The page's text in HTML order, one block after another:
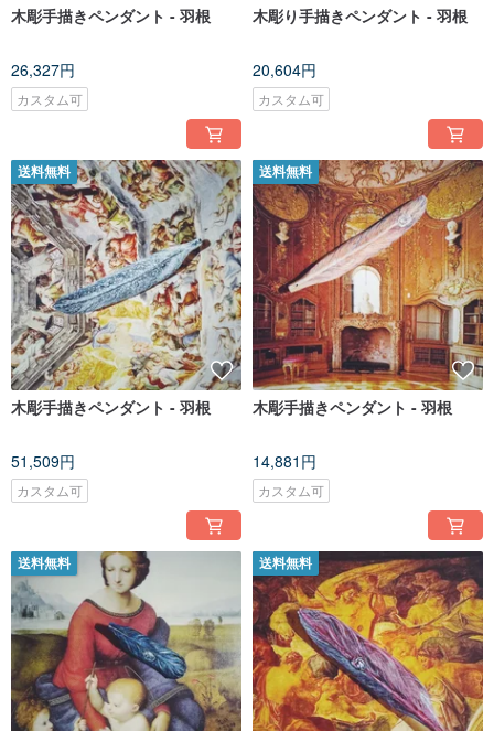
木彫手描きペンダント - 羽根
26,327円
カスタム可
木彫り手描きペンダント - 羽根
20,604円
カスタム可
送料無料
木彫手描きペンダント - 羽根
51,509円
カスタム可
送料無料
木彫手描きペンダント - 羽根
14,881円
カスタム可
送料無料 送料無料